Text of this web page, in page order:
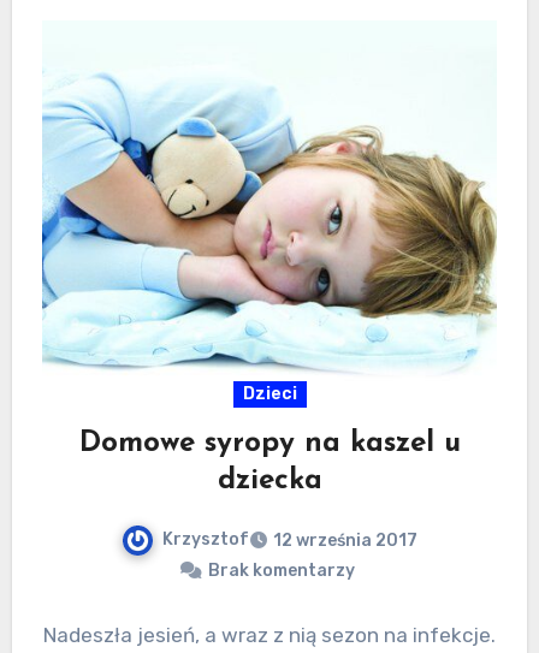
Dzieci
Domowe syropy na kaszel u
dziecka
Krzysztof
12 września 2017
Brak komentarzy
Nadeszła jesień, a wraz z nią sezon na infekcje.